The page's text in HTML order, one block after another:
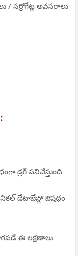
/ సర్రోగేట్ల అవసరాలు
డ్రగ్ పనిచేస్తుంది.
డేటాబేస్లో ఔషధం
ఈ లక్షణాలు